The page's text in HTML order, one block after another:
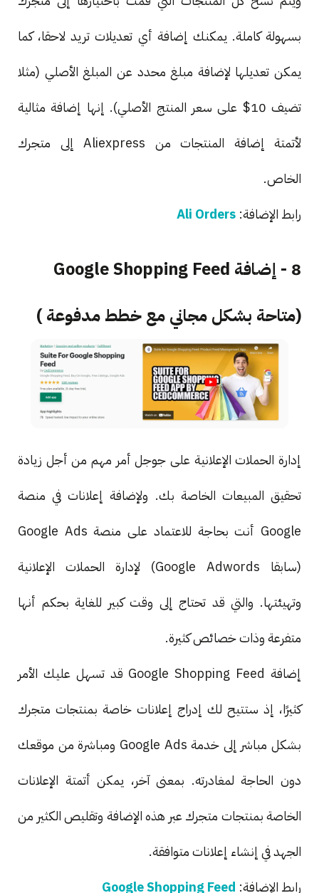
بسهولة كاملة. يمكنك إضافة أي تعديلات تريد لاحقا، كما
يمكن تعديلها لإضافة مبلغ محدد عن المبلغ الأصلي (مثلا
تضيف 10$ على سعر المنتج الأصلي). إنها إضافة مثالية
لأتمتة إضافة المنتجات من Aliexpress إلى متجرك
الخاص.
رابط الإضافة: Ali Orders
8 - إضافة Google Shopping Feed
(متاحة بشكل مجاني مع خطط مدفوعة )
إدارة الحملات الإعلانية على جوجل أمر مهم من أجل زيادة
تحقيق المبيعات الخاصة بك. ولإضافة إعلانات في منصة
Google أنت بحاجة للاعتماد على منصة Google Ads
(سابقا Google Adwords) لإدارة الحملات الإعلانية
وتهيئتها. والتي قد تحتاج إلى وقت كبير للغاية بحكم أنها
متفرعة وذات خصائص كثيرة.
إضافة Google Shopping Feed قد تسهل عليك الأمر
كثيرًا، إذ ستتيح لك إدراج إعلانات خاصة بمنتجات متجرك
بشكل مباشر إلى خدمة Google Ads ومباشرة من موقعك
دون الحاجة لمغادرته. بمعنى آخر، يمكن أتمتة الإعلانات
الخاصة بمنتجات متجرك عبر هذه الإضافة وتقليص الكثير من
الجهد في إنشاء إعلانات متوافقة.
رابط الإضافة: Google Shopping Feed